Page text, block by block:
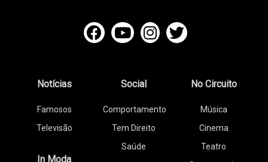
Notícias
Famosos
Televisão
In Moda
Social
Comportamento
Tem Direito
Saúde
No Circuito
Música
Cinema
Teatro